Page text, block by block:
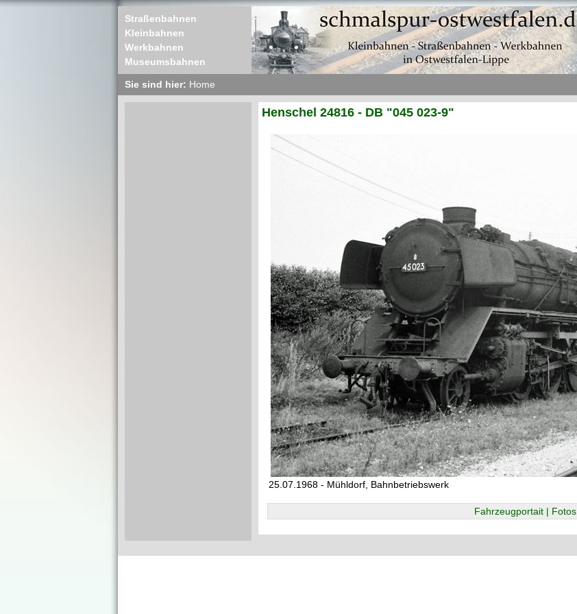
Straßenbahnen
Kleinbahnen
Werkbahnen
Museumsbahnen
Sie sind hier: Home
Henschel 24816 - DB "045 023-9"
25.07.1968 - Mühldorf, Bahnbetriebswerk
Fahrzeugportait | Fotos